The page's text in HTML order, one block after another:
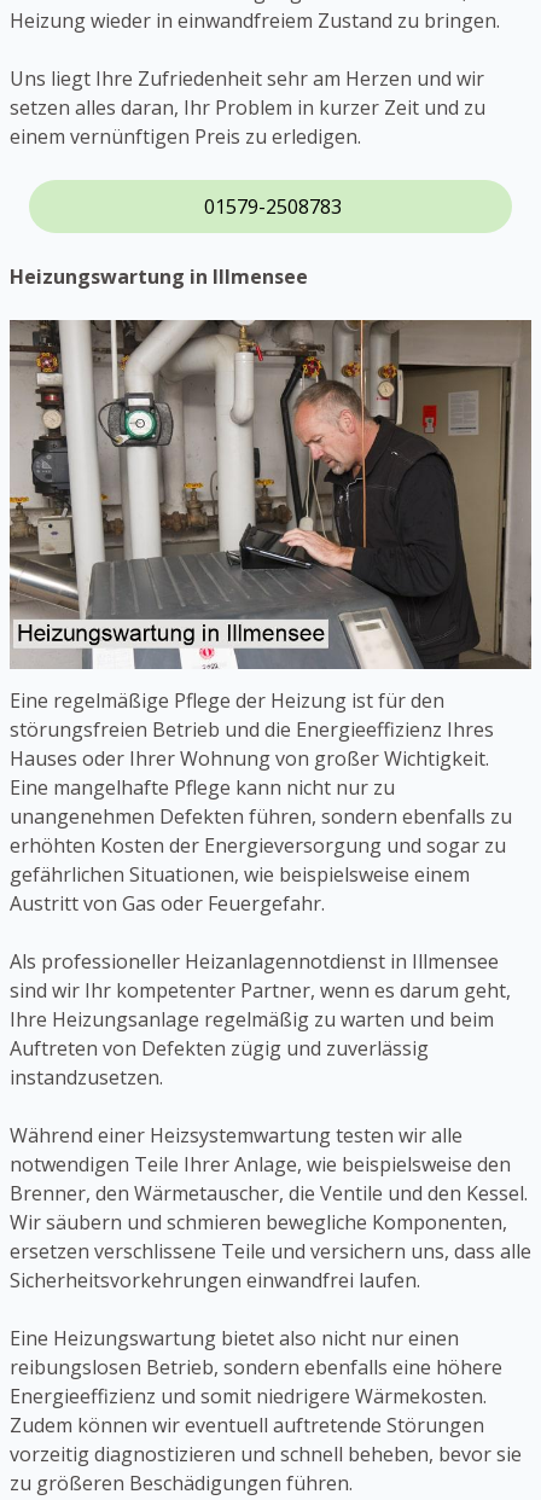
Heizung wieder in einwandfreiem Zustand zu bringen.
Uns liegt Ihre Zufriedenheit sehr am Herzen und wir
setzen alles daran, Ihr Problem in kurzer Zeit und zu
einem vernünftigen Preis zu erledigen.
01579-2508783
Heizungswartung in Illmensee
Eine regelmäßige Pflege der Heizung ist für den
störungsfreien Betrieb und die Energieeffizienz Ihres
Hauses oder Ihrer Wohnung von großer Wichtigkeit.
Eine mangelhafte Pflege kann nicht nur zu
unangenehmen Defekten führen, sondern ebenfalls zu
erhöhten Kosten der Energieversorgung und sogar zu
gefährlichen Situationen, wie beispielsweise einem
Austritt von Gas oder Feuergefahr.
Als professioneller Heizanlagennotdienst in Illmensee
sind wir Ihr kompetenter Partner, wenn es darum geht,
Ihre Heizungsanlage regelmäßig zu warten und beim
Auftreten von Defekten zügig und zuverlässig
instandzusetzen.
Während einer Heizsystemwartung testen wir alle
notwendigen Teile Ihrer Anlage, wie beispielsweise den
Brenner, den Wärmetauscher, die Ventile und den Kessel.
Wir säubern und schmieren bewegliche Komponenten,
ersetzen verschlissene Teile und versichern uns, dass alle
Sicherheitsvorkehrungen einwandfrei laufen.
Eine Heizungswartung bietet also nicht nur einen
reibungslosen Betrieb, sondern ebenfalls eine höhere
Energieeffizienz und somit niedrigere Wärmekosten.
Zudem können wir eventuell auftretende Störungen
vorzeitig diagnostizieren und schnell beheben, bevor sie
zu größeren Beschädigungen führen.